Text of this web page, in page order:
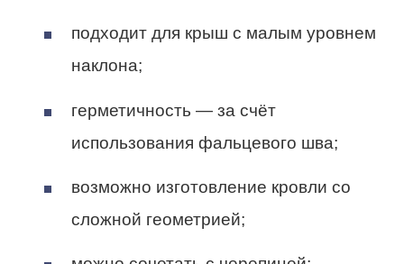
подходит для крыш с малым уровнем
наклона;
герметичность — за счёт
использования фальцевого шва;
возможно изготовление кровли со
сложной геометрией;